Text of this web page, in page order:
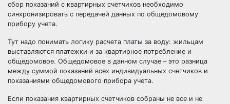
сбор показаний с квартирных счетчиков необходимо
синхронизировать с передачей данных по общедомовому
прибору учета.
Тут надо понимать логику расчета платы за воду: жильцам
выставляются платежки и за квартирное потребление и
общедомовое. Общедомовое в данном случае – это разница
между суммой показаний всех индивидуальных счетчиков и
показаниями общедомового прибора учета.
Если показания квартирных счетчиков собраны не все и не